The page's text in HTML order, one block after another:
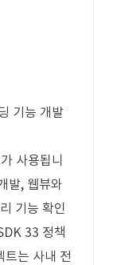
기능 개발
사용됩니
발, 웹뷰와
기능 확인
33 정책
트는 사내 전